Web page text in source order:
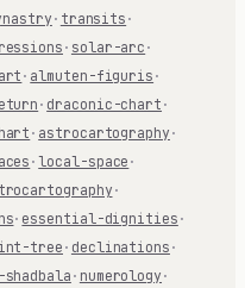
· transits ·
· solar-arc ·
· almuten-figuris ·
· draconic-chart ·
· astrocartography ·
·local-space ·
·
· essential-dignities ·
tree· declinations ·
· numerology ·